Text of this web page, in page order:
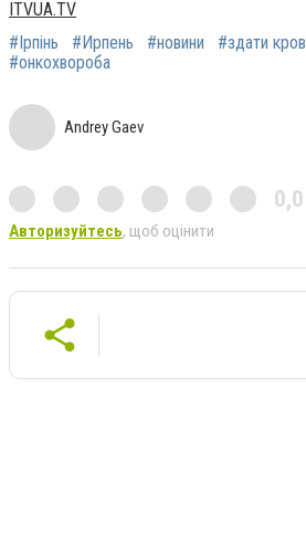
ITVUA.TV
#Ірпінь
#Ирпень #новини #здати кров
#онкохвороба
Andrey Gaev
0,0
Авторизуйтесь, щоб оцінити